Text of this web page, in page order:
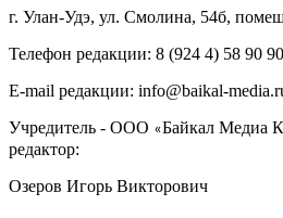
г. Улан-Удэ, ул. Смолина, 54б,
Телефон редакции: ‎‎8 (924 4) 58 90 90
E-mail редакции: info@baikal-
Учредитель - ООО «Байкал Медиа
редактор:
Озеров Игорь Викторович